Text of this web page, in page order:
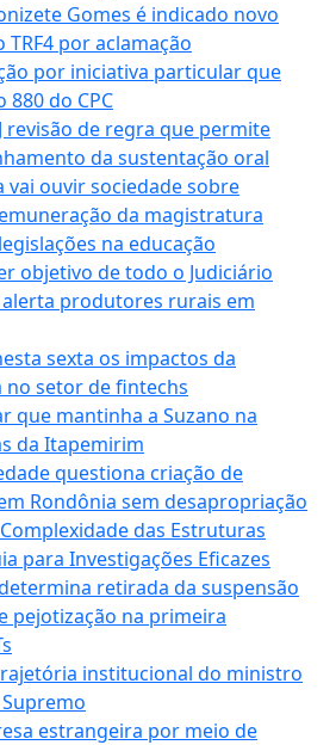
Gomes é indicado novo
por aclamação
por iniciativa particular que
do CPC
revisão de regra que permite
da sustentação oral
vai ouvir sociedade sobre
da magistratura
na educação
objetivo de todo o Judiciário
produtores rurais em
sexta os impactos da
setor de fintechs
que mantinha a Suzano na
da Itapemirim
questiona criação de
Rondônia sem desapropriação
das Estruturas
para Investigações Eficazes
retirada da suspensão
pejotização na primeira
institucional do ministro
estrangeira por meio de